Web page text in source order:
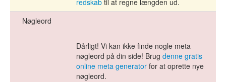
redskab til at regne længden ud.
Nøgleord
Dårligt! Vi kan ikke finde nogle meta
nøgleord på din side! Brug denne gratis
online meta generator for at oprette nye
nøgleord.